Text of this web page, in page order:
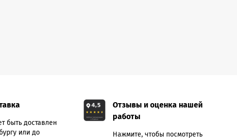
быть доставлен
или до
Отзывы и оценка нашей
работы
Нажмите, чтобы посмотреть